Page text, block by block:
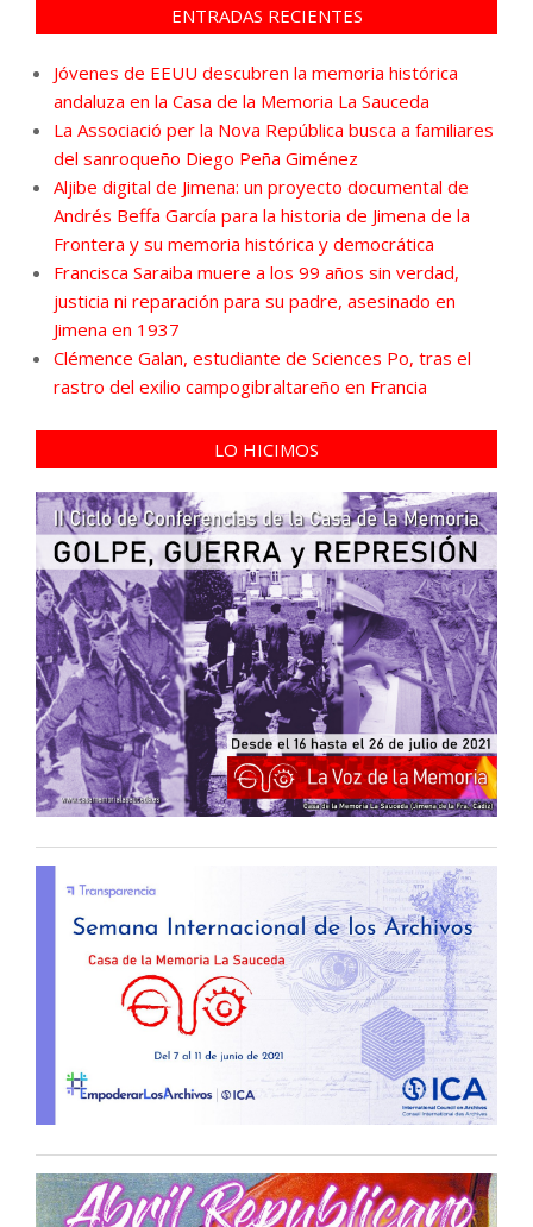
ENTRADAS RECIENTES
Jóvenes de EEUU descubren la memoria histórica
andaluza en la Casa de la Memoria La Sauceda
La Associació per la Nova República busca a familiares
del sanroqueño Diego Peña Giménez
Aljibe digital de Jimena: un proyecto documental de
Andrés Beffa García para la historia de Jimena de la
Frontera y su memoria histórica y democrática
Francisca Saraiba muere a los 99 años sin verdad,
justicia ni reparación para su padre, asesinado en
Jimena en 1937
Clémence Galan, estudiante de Sciences Po, tras el
rastro del exilio campogibraltareño en Francia
LO HICIMOS